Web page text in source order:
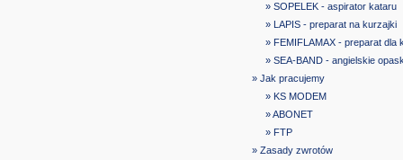
» SOPELEK - aspirator kataru
» LAPIS - preparat na kurzajki
» FEMIFLAMAX - preparat dla
» SEA-BAND - angielskie
» Jak pracujemy
» KS MODEM
» ABONET
» FTP
» Zasady zwrotów